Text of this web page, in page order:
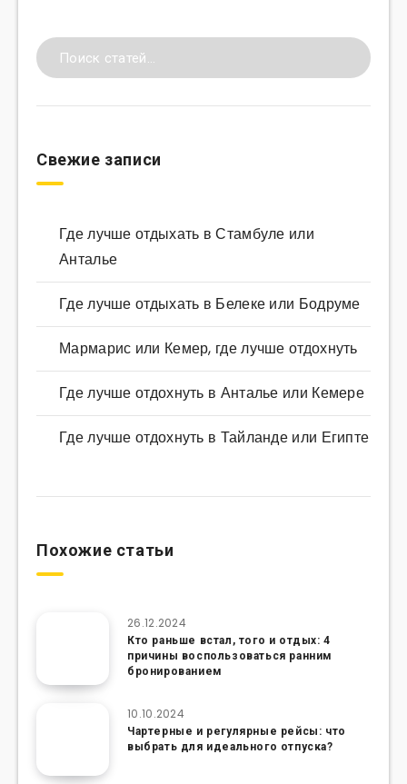
Свежие записи
Где лучше отдыхать в Стамбуле или
Анталье
Где лучше отдыхать в Белеке или Бодруме
Мармарис или Кемер, где лучше отдохнуть
Где лучше отдохнуть в Анталье или Кемере
Где лучше отдохнуть в Тайланде или Египте
Похожие статьи
26.12.2024
Кто раньше встал, того и отдых: 4
причины воспользоваться ранним
бронированием
10.10.2024
Чартерные и регулярные рейсы: что
выбрать для идеального отпуска?